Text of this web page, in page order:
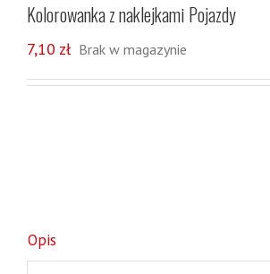
Kolorowanka z naklejkami Pojazdy
7,10 zł Brak w magazynie
Opis